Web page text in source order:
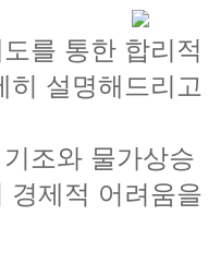
를 통한 합리적
히 설명해드리고
조와 물가상승
경제적 어려움을